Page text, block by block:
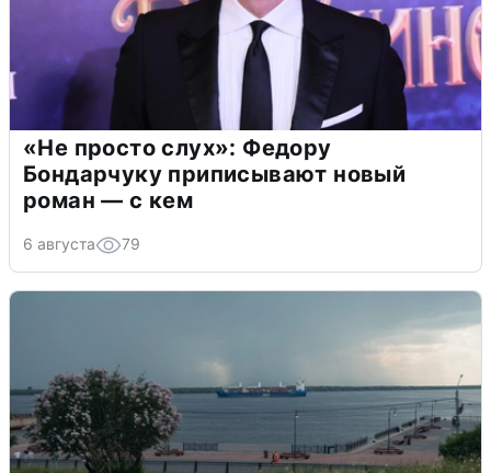
«Не просто слух»: Федору
Бондарчуку приписывают новый
роман — с кем
6 августа 79